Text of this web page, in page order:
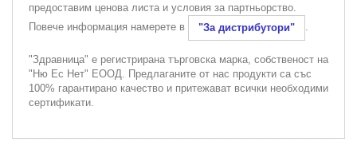
предоставим ценова листа и условия за партньорство.
Повече информация намерете в
"За дистрибутори" .
"Здравница" е регистрирана търговска марка, собственост на
"Ню Ес Нет" ЕООД. Предлаганите от нас продукти са със
100% гарантирано качество и притежават всички необходими
сертификати.